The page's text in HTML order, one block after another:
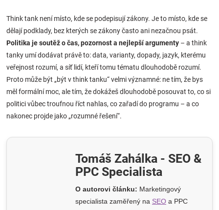
Think tank není místo, kde se podepisují zákony. Je to místo, kde se
dělají podklady, bez kterých se zákony často ani nezačnou psát.
Politika je soutěž o čas, pozornost a nejlepší argumenty – a think
tanky umí dodávat právě to: data, varianty, dopady, jazyk, kterému
veřejnost rozumí, a síť lidí, kteří tomu tématu dlouhodobě rozumí.
Proto může být „být v think tanku“ velmi významné: ne tím, že bys
měl formální moc, ale tím, že dokážeš dlouhodobě posouvat to, co si
politici vůbec troufnou říct nahlas, co zařadí do programu – a co
nakonec projde jako „rozumné řešení“.
Tomáš Zahálka - SEO &
PPC Specialista
O autorovi článku: Marketingový
specialista zaměřený na SEO a PPC